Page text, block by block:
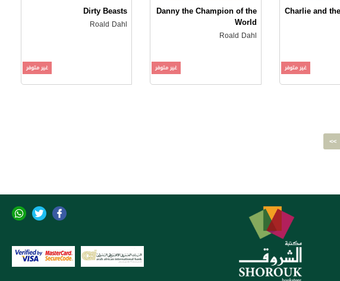
Charlie and
غير متوفر
Danny the Champion of the
World
Roald Dahl
غير متوفر
Dirty Beasts
Roald Dahl
غير متوفر
<<